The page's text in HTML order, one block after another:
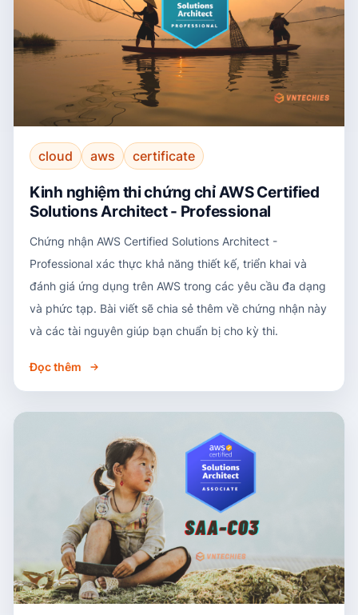
cloud aws certificate
Kinh nghiệm thi chứng chỉ AWS Certified
Solutions Architect - Professional
Chứng nhận AWS Certified Solutions Architect -
Professional xác thực khả năng thiết kế, triển khai và
đánh giá ứng dụng trên AWS trong các yêu cầu đa dạng
và phức tạp. Bài viết sẽ chia sẻ thêm về chứng nhận này
và các tài nguyên giúp bạn chuẩn bị cho kỳ thi.
Đọc thêm